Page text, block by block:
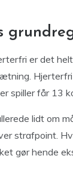
er det
spiller får 13
lidt om
strafpoint.
gør hende